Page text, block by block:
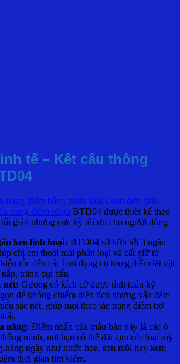
tế – Kết cấu thông
trang điểm bằng nhựa Đài Loan đơn giản
trang điểm nhựa BTD04 được thiết kế theo
giản nhưng cực kỳ tối ưu cho người dùng:
kéo linh hoạt: BTD04 sở hữu tới 3 ngăn
chị em thoải mái phân loại và cất giữ từ
tóc đến các loại dụng cụ trang điểm lặt vặt
tránh bụi bẩn.
nét: Gương có kích cỡ được tính toán kỹ
để không chiếm diện tích nhưng vẫn đảm
sắc nét, giúp mọi thao tác trang điểm trở
năng: Điểm nhấn của mẫu bàn này là các ô
minh, nơi bạn có thể đặt tạm các loại mỹ
hàng ngày như nước hoa, son môi hay kem
thời gian tìm kiếm.